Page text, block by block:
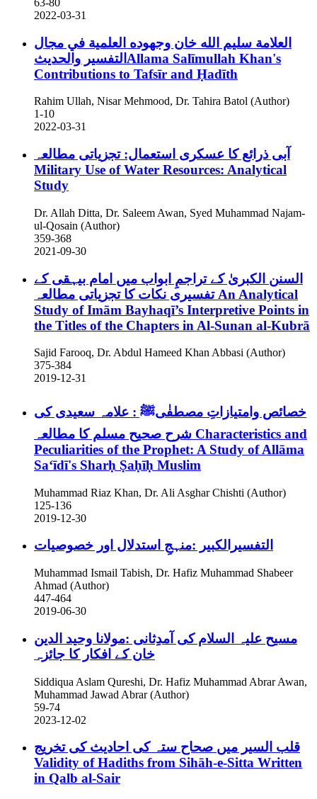
63-80
2022-03-31
العلامة سليم الله خان وجهوده العلمية في مجال
التفسير والحديثAllama Salīmullah Khan's
Contributions to Tafsīr and Ḥadīth
Rahim Ullah, Nisar Mehmood, Dr. Tahira Batol (Author)
1-10
2022-03-31
آبی ذرائع کا عسکری استعمال: تجزیاتی مطالعہ
Military Use of Water Resources: Analytical
Study
Dr. Allah Ditta, Dr. Saleem Awan, Syed Muhammad Najam-
ul-Qosain (Author)
359-368
2021-09-30
السنن الکبریٰ کے تراجمِ ابواب میں امام بیہقی کے
تفسیری نکات کا تجزیاتی مطالعہ An Analytical
Study of Imām Bayhaqī’s Interpretive Points in
the Titles of the Chapters in Al-Sunan al-Kubrā
Sajid Farooq, Dr. Abdul Hameed Khan Abbasi (Author)
375-384
2019-12-31
خصائص وامتیازاتِ مصطفٰیﷺ : علامہ سعیدی کی
Characteristics and
Peculiarities of the Prophet: A Study of Allāma
Saʻīdī's Sharḥ Ṣaḥīḥ Muslim
Muhammad Riaz Khan, Dr. Ali Asghar Chishti (Author)
125-136
2019-12-30
التفسیرالکبیر :منہجِ استدلال اور خصوصیات
Muhammad Ismail Tabish, Dr. Hafiz Muhammad Shabeer
Ahmad (Author)
447-464
2019-06-30
مسیح علیہ السلام کی آمدِثانی :مولانا وحید الدین
خان کے افکار کا جائزہ
Siddiqua Aslam Qureshi, Dr. Hafiz Muhammad Abrar Awan,
Muhammad Jawad Abrar (Author)
59-74
2023-12-02
قلب السیر میں صحاح ستہ کی احادیث کی تخریج
Validity of Hadiths from Sihāh-e-Sitta Written
in Qalb al-Sair